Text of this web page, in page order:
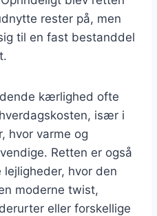
rester på, men
til en fast bestanddel
kærlighed ofte
især i
hvor varme og
Retten er også
hvor den
moderne twist,
eller forskellige